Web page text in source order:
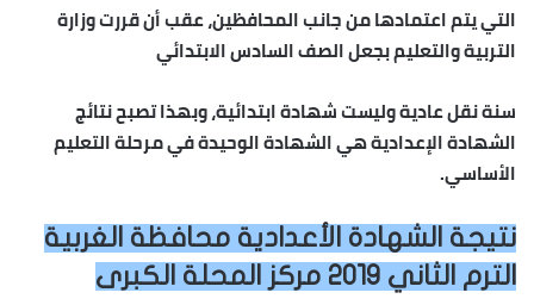
التي يتم اعتمادها من جانب المحافظين، عقب أن قررت وزارة
التربية والتعليم بجعل الصف السادس الابتدائي
سنة نقل عادية وليست شهادة ابتدائية، وبهذا تصبح نتائج
الشهادة الإعدادية هي الشهادة الوحيدة في مرحلة التعليم
الأساسي.
نتيجة الشهادة الأعدادية محافظة الغربية
الترم الثاني 2019 مركز المحلة الكبرى